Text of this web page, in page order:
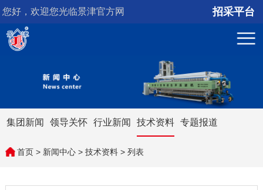
您好，欢迎您光临景津官方网
站！
招采平台
集团新闻 领导关怀 行业新闻 技术资料 专题报道
首页> 新闻中心> 技术资料> 列表